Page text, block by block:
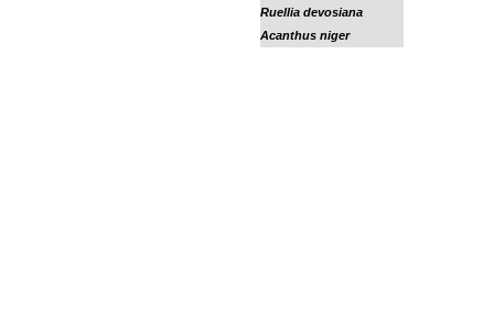
Ruellia devosiana
Acanthus niger